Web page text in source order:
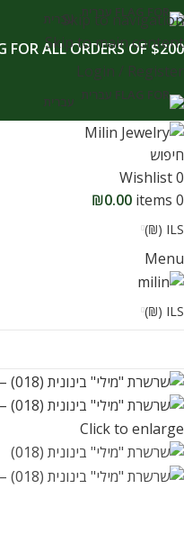
לתוכן
Skip to navigation
Skip to main content
עברית
FOR ALL ORDERS OF $200
Login / Register
עברית
חיפוש
0
Wishlist
0
items
₪0.00
ILS (₪)
Menu
ILS (₪)
Click to enlarge